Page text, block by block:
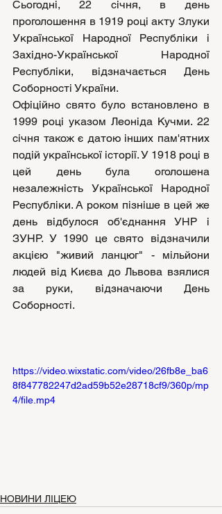
Сьогодні, 22 січня, в день
проголошення в 1919 році акту Злуки
Української Народної Республіки і
Західно-Української Народної
Республіки, відзначається День
Соборності України.
Офіційно свято було встановлено в
1999 році указом Леоніда Кучми. 22
січня також є датою інших пам'ятних
подій української історії. У 1918 році в
цей день була оголошена
незалежність Української Народної
Республіки. А роком пізніше в цей же
день відбулося об'єднання УНР і
ЗУНР. У 1990 це свято відзначили
акцією "живий ланцюг" - мільйони
людей від Києва до Львова взялися
за руки, відзначаючи День
Соборності.
https://video.wixstatic.com/video/26fb8e_ba6
8f847782247d2ad59b52e28718cf9/360p/mp
4/file.mp4
НОВИНИ ЛІЦЕЮ